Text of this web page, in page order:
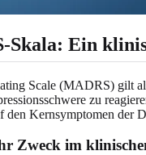
Skala: Ein
Scale (MADRS) gilt
zu
Kernsymptomen der
Zweck im